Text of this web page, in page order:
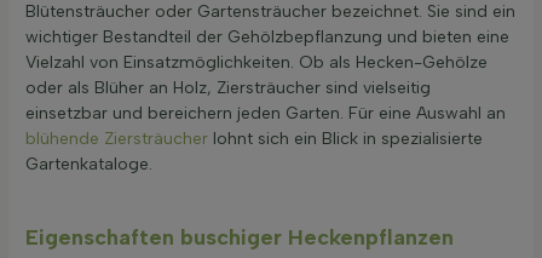
Blütensträucher oder Gartensträucher bezeichnet. Sie sind ein
wichtiger Bestandteil der Gehölzbepflanzung und bieten eine
Vielzahl von Einsatzmöglichkeiten. Ob als Hecken-Gehölze
oder als Blüher an Holz, Ziersträucher sind vielseitig
einsetzbar und bereichern jeden Garten. Für eine Auswahl an
blühende Ziersträucher lohnt sich ein Blick in spezialisierte
Gartenkataloge.
Eigenschaften buschiger Heckenpflanzen